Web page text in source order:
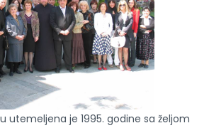
utemeljena je 1995. godine sa željom